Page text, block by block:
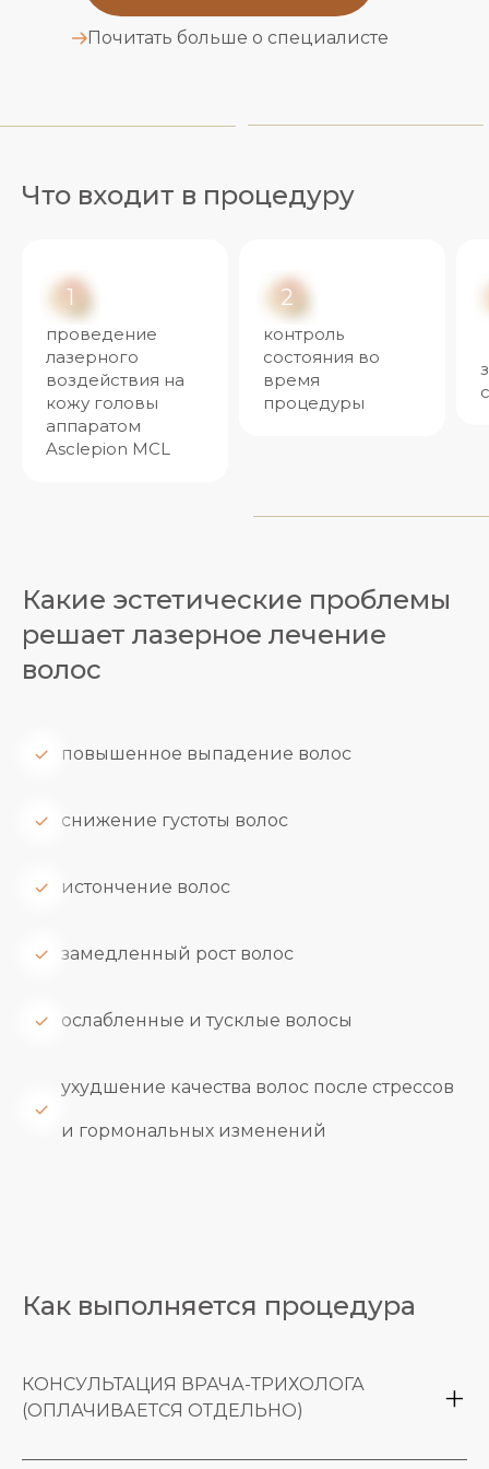
Почитать больше о специалисте
Что входит в процедуру
1
проведение
лазерного
воздействия на
кожу головы
аппаратом
Asclepion MCL
2
контроль
состояния во
время
процедуры
Какие эстетические проблемы
решает лазерное лечение
волос
повышенное выпадение волос
снижение густоты волос
истончение волос
замедленный рост волос
ослабленные и тусклые волосы
ухудшение качества волос после стрессов
и гормональных изменений
Как выполняется процедура
КОНСУЛЬТАЦИЯ ВРАЧА-ТРИХОЛОГА
(ОПЛАЧИВАЕТСЯ ОТДЕЛЬНО)